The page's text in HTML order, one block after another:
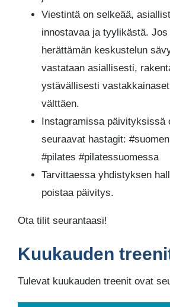
Viestintä on selkeää,
innostavaa ja tyylikästä.
herättämän keskustelun
vastataan asiallisesti,
ystävällisesti
välttäen.
Instagramissa päivityksissä
seuraavat hastagit:
#pilates #pilatessuomessa
Tarvittaessa yhdistyksen
poistaa päivitys.
Ota tilit seurantaasi!
Kuukauden
Tulevat kuukauden treenit ovat